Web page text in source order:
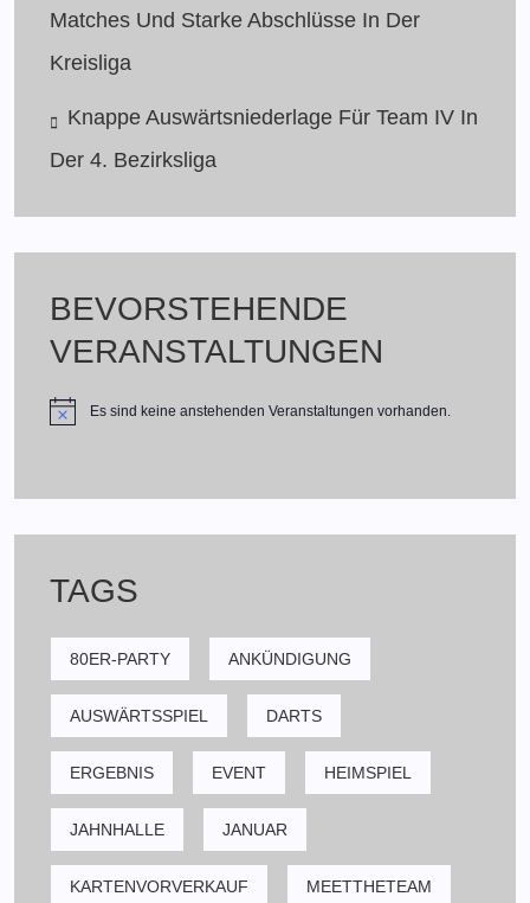
Matches Und Starke Abschlüsse In Der
Kreisliga
Knappe Auswärtsniederlage Für Team IV In
Der 4. Bezirksliga
BEVORSTEHENDE
VERANSTALTUNGEN
Es sind keine anstehenden Veranstaltungen vorhanden.
TAGS
80ER-PARTY ANKÜNDIGUNG
AUSWÄRTSSPIEL DARTS
ERGEBNIS EVENT HEIMSPIEL
JAHNHALLE JANUAR
KARTENVORVERKAUF MEETTHETEAM